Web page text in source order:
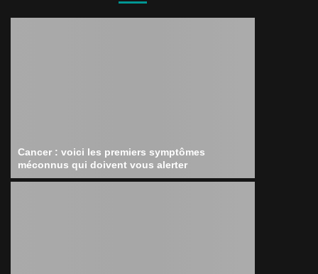
Cancer : voici les premiers symptômes
méconnus qui doivent vous alerter